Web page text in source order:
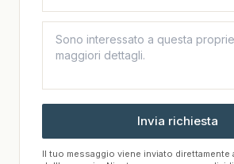
Invia richiesta
Il tuo messaggio viene inviato direttamente